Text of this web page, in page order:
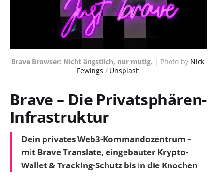
Brave Browser: Nicht ängstlich, nur mutig. | Photo by Nick
Fewings / Unsplash
Brave – Die Privatsphären-
Infrastruktur
Dein privates Web3-Kommandozentrum –
mit Brave Translate, eingebauter Krypto-
Wallet & Tracking-Schutz bis in die Knochen